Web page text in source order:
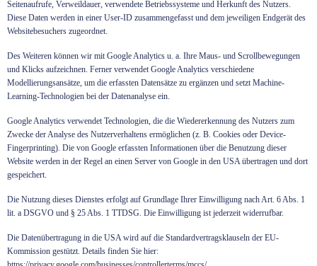
Seitenaufrufe, Verweildauer, verwendete Betriebssysteme und Herkunft des Nutzers.
Diese Daten werden in einer User-ID zusammengefasst und dem jeweiligen Endgerät des
Websitebesuchers zugeordnet.
Des Weiteren können wir mit Google Analytics u. a. Ihre Maus- und Scrollbewegungen
und Klicks aufzeichnen. Ferner verwendet Google Analytics verschiedene
Modellierungsansätze, um die erfassten Datensätze zu ergänzen und setzt Machine-
Learning-Technologien bei der Datenanalyse ein.
Google Analytics verwendet Technologien, die die Wiedererkennung des Nutzers zum
Zwecke der Analyse des Nutzerverhaltens ermöglichen (z. B. Cookies oder Device-
Fingerprinting). Die von Google erfassten Informationen über die Benutzung dieser
Website werden in der Regel an einen Server von Google in den USA übertragen und dort
gespeichert.
Die Nutzung dieses Dienstes erfolgt auf Grundlage Ihrer Einwilligung nach Art. 6 Abs. 1
lit. a DSGVO und § 25 Abs. 1 TTDSG. Die Einwilligung ist jederzeit widerrufbar.
Die Datenübertragung in die USA wird auf die Standardvertragsklauseln der EU-
Kommission gestützt. Details finden Sie hier: